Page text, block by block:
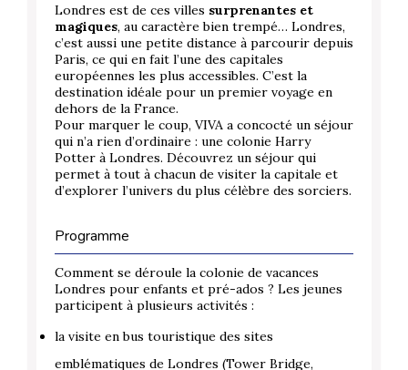
Londres est de ces villes surprenantes et
magiques, au caractère bien trempé… Londres,
c’est aussi une petite distance à parcourir depuis
Paris, ce qui en fait l’une des capitales
européennes les plus accessibles. C’est la
destination idéale pour un premier voyage en
dehors de la France.
Pour marquer le coup, VIVA a concocté un séjour
qui n’a rien d’ordinaire : une colonie Harry
Potter à Londres. Découvrez un séjour qui
permet à tout à chacun de visiter la capitale et
d’explorer l’univers du plus célèbre des sorciers.
Programme
Comment se déroule la colonie de vacances
Londres pour enfants et pré-ados ? Les jeunes
participent à plusieurs activités :
la visite en bus touristique des sites
emblématiques de Londres (Tower Bridge,